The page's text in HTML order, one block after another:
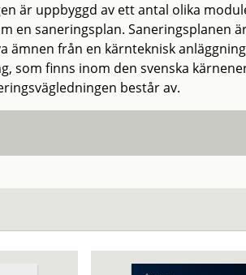
är uppbyggd av ett antal olika
en saneringsplan. Saneringsplanen
ämnen från en kärnteknisk
som finns inom den svenska
består av.